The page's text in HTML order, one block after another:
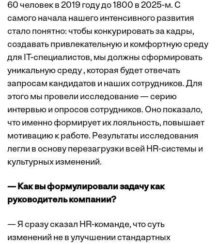
60 человек в 2019 году до 1800 в 2025-м. С
самого начала нашего интенсивного развития
стало понятно: чтобы конкурировать за кадры,
создавать привлекательную и комфортную среду
для IT-специалистов, мы должны сформировать
уникальную среду , которая будет отвечать
запросам кандидатов и наших сотрудников. Для
этого мы провели исследование — серию
интервью и опросов сотрудников. Оно показало,
что именно формирует их лояльность, повышает
мотивацию к работе. Результаты исследования
легли в основу перезагрузки всей HR-системы и
культурных изменений.
— Как вы формулировали задачу как
руководитель компании?
— Я сразу сказал HR-команде, что суть
изменений не в улучшении стандартных